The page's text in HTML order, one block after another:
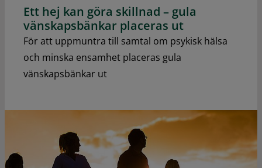
Ett hej kan göra skillnad – gula
vänskapsbänkar placeras ut
För att uppmuntra till samtal om psykisk hälsa
och minska ensamhet placeras gula
vänskapsbänkar ut